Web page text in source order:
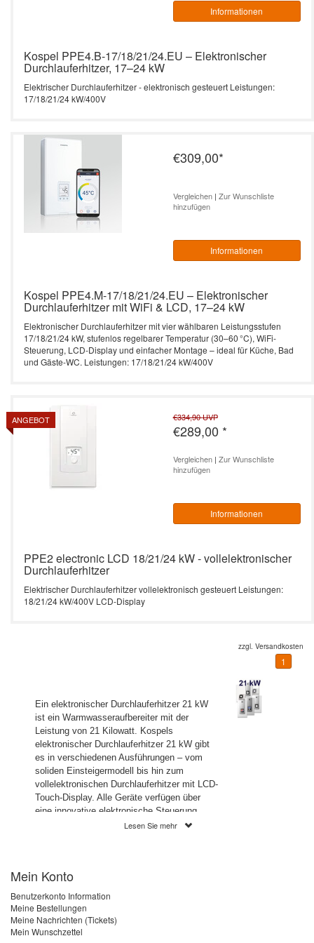
Informationen
Kospel PPE4.B-17/18/21/24.EU – Elektronischer
Durchlauferhitzer, 17–24 kW
Elektrischer Durchlauferhitzer - elektronisch gesteuert Leistungen:
17/18/21/24 kW/400V
€309,00*
Vergleichen| Zur Wunschliste
hinzufügen
Informationen
Kospel PPE4.M-17/18/21/24.EU – Elektronischer
Durchlauferhitzer mit WiFi & LCD, 17–24 kW
Elektronischer Durchlauferhitzer mit vier wählbaren Leistungsstufen
17/18/21/24 kW, stufenlos regelbarer Temperatur (30–60 °C), WiFi-
Steuerung, LCD-Display und einfacher Montage – ideal für Küche, Bad
und Gäste-WC. Leistungen: 17/18/21/24 kW/400V
ANGEBOT €334,90UVP
€289,00 *
Vergleichen| Zur Wunschliste
hinzufügen
Informationen
PPE2 electronic LCD 18/21/24 kW - vollelektronischer
Durchlauferhitzer
Elektrischer Durchlauferhitzer vollelektronisch gesteuert Leistungen:
18/21/24 kW/400V LCD-Display
zzgl. Versandkosten
1
Ein elektronischer Durchlauferhitzer 21 kW
ist ein Warmwasseraufbereiter mit der
Leistung von 21 Kilowatt. Kospels
elektronischer Durchlauferhitzer 21 kW gibt
es in verschiedenen Ausführungen – vom
soliden Einsteigermodell bis hin zum
vollelektronischen Durchlauferhitzer mit LCD-
Touch-Display. Alle Geräte verfügen über
eine innovative elektronische Steuerung,
welche konstante Wassertemperaturen von
Temperatursensoren und Mikroprozessoren,
welche dafür sorgen, dass die eingestellte
Wunschtemperatur , auch bei
Wasserentnahme aus mehreren Zapfstellen
gleichzeitig – immer gehalten wird.
Lesen Sie mehr
Mein Konto
Benutzerkonto Information
Meine Bestellungen
Meine Nachrichten (Tickets)
Mein Wunschzettel